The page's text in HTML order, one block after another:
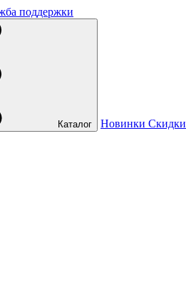
поддержки
Каталог Новинки Скидки